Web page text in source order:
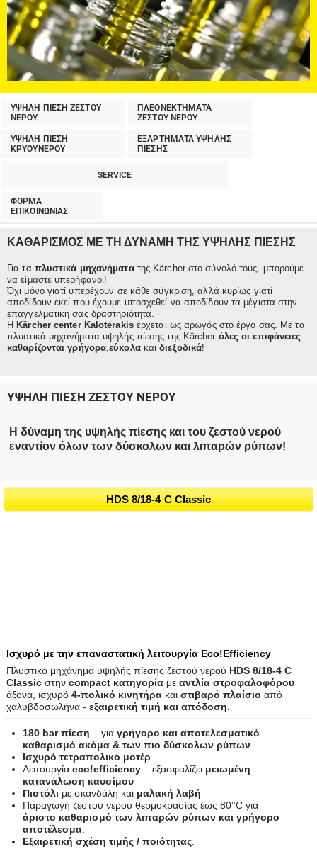
ΥΨΗΛΗ ΠΙΕΣΗ ΖΕΣΤΟΥ
ΝΕΡΟΥ
ΠΛΕΟΝΕΚΤΗΜΑΤΑ
ΖΕΣΤΟΥ ΝΕΡΟΥ
ΥΨΗΛΗ ΠΙΕΣΗ
ΚΡΥΟΥΝΕΡΟΥ
ΕΞΑΡΤΗΜΑΤΑ ΥΨΗΛΗΣ
ΠΙΕΣΗΣ
SERVICE
ΦΟΡΜΑ
ΕΠΙΚΟΙΝΩΝΙΑΣ
ΚΑΘΑΡΙΣΜΟΣ ΜΕ ΤΗ ΔΥΝΑΜΗ ΤΗΣ ΥΨΗΛΗΣ ΠΙΕΣΗΣ
Για τα πλυστικά μηχανήματατης Kärcher στο σύνολό τους, μπορούμε
να είμαστε υπερήφανοι!
Όχι μόνο γιατί υπερέχουν σε κάθε σύγκριση, αλλά κυρίως γιατί
αποδίδουν εκεί που έχουμε υποσχεθεί να αποδίδουν τα μέγιστα στην
επαγγελματική σας δραστηριότητα.
Η Kärcher center Kaloterakisέρχεται ως αρωγός στο έργο σας. Με τα
πλυστικά μηχανήματα υψηλής πίεσης της Kärcher όλες οι επιφάνειες
καθαρίζονται γρήγορα,εύκολα καιδιεξοδικά!
ΥΨΗΛΗ ΠΙΕΣΗ ΖΕΣΤΟΥ ΝΕΡΟΥ
Η δύναμη της υψηλής πίεσης και του ζεστού νερού
εναντίον όλων των δύσκολων και λιπαρών ρύπων!
HDS 8/18-4 C Classic
Ισχυρό με την επαναστατική λειτουργία Eco!Efficiency
Πλυστικό μηχάνημα υψηλής πίεσης ζεστού νερού HDS 8/18-4 C
Classic στην compact κατηγορία με αντλία στροφαλοφόρου
άξονα, ισχυρό 4-πολικό κινητήρα και στιβαρό πλαίσιο από
χαλυβδοσωλήνα - εξαιρετική τιμή και απόδοση.
180 bar πίεση – για γρήγορο και αποτελεσματικό
καθαρισμό ακόμα & των πιο δύσκολων ρύπων.
Ισχυρό τετραπολικό μοτέρ
Λειτουργία eco!efficiency– εξασφαλίζει μειωμένη
κατανάλωση καυσίμου
Πιστόλι με σκανδάλη και μαλακή λαβή
Παραγωγή ζεστού νερού θερμοκρασίας έως 80°C για
άριστο καθαρισμό των λιπαρών ρύπων και γρήγορο
αποτέλεσμα.
Εξαιρετική σχέση τιμής / ποιότητας.